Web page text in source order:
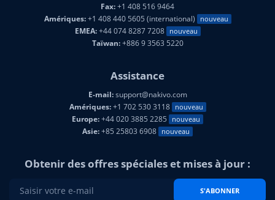
Fax:+1 408 516 9464
Amériques:+1 408 440 5605 (international) nouveau
EMEA:+44 074 8287 7208 nouveau
Taïwan:+886 9 3563 5220
Assistance
E-mail:support@nakivo.com
Amériques:+1 702 530 3118 nouveau
Europe:+44 020 3885 2285 nouveau
Asie:+85 25803 6908 nouveau
Obtenir des offres spéciales et mises à jour :
S'ABONNER